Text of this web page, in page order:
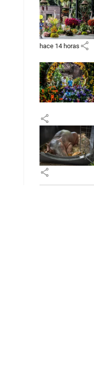
hace 14 horas share
share
share